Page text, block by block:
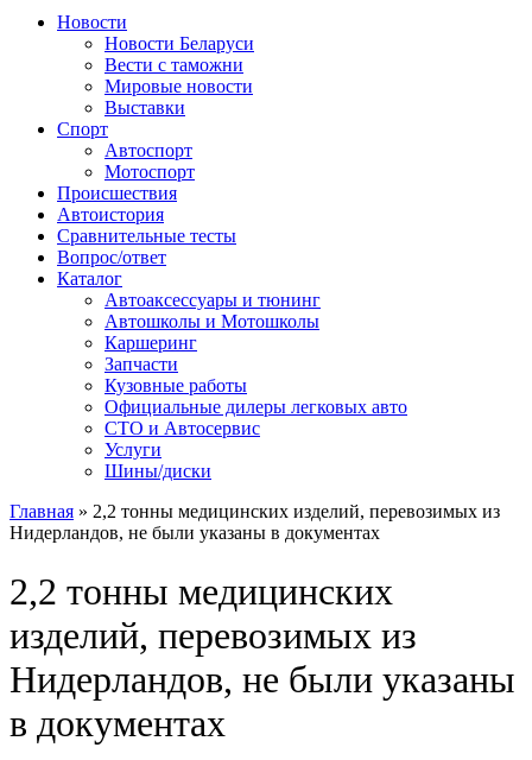
Сайт про автомобили
Новости
Новости Беларуси
Вести с таможни
Мировые новости
Выставки
Спорт
Автоспорт
Мотоспорт
Происшествия
Автоистория
Сравнительные тесты
Вопрос/ответ
Каталог
Автоакcессуары и тюнинг
Автошколы и Мотошколы
Каршеринг
Запчасти
Кузовные работы
Официальные дилеры легковых авто
СТО и Автосервис
Услуги
Шины/диски
Главная » 2,2 тонны медицинских изделий, перевозимых из
Нидерландов, не были указаны в документах
2,2 тонны медицинских
изделий, перевозимых из
Нидерландов, не были указаны
в документах